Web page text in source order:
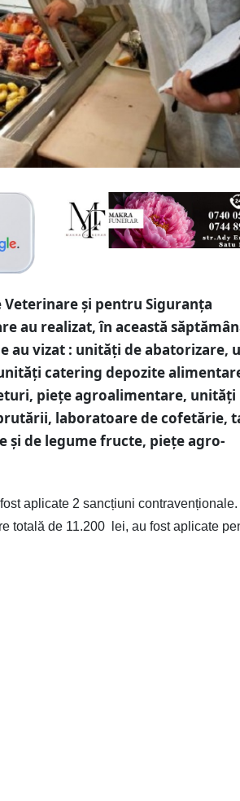
și pentru Siguranța
au realizat, în această
au vizat : unități de abatorizare,
catering depozite
piețe agroalimentare, unități
laboratoare de cofetărie,
și de legume fructe, piețe agro-
aplicate 2 sancțiuni
totală de 11.200
lei, au fost aplicate